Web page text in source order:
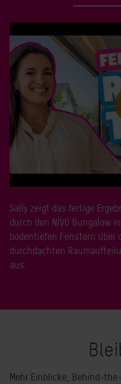
Sally zeigt das fertige
durch den NIVO Bungalow
bodentiefen Fenstern über
durchdachten
aus.
Mehr Einblicke, Behind-